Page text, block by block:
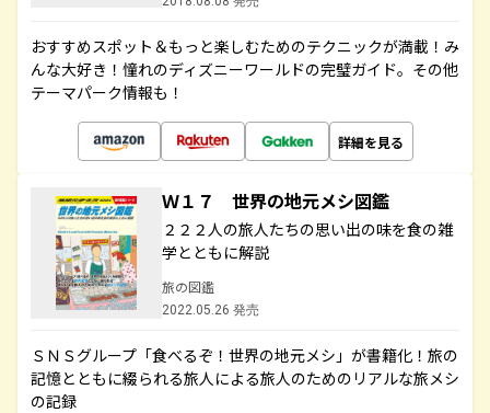
おすすめスポット＆もっと楽しむためのテクニックが満載！み
んな大好き！憧れのディズニーワールドの完璧ガイド。その他
テーマパーク情報も！
詳細を見る
Ｗ１７ 世界の地元メシ図鑑
２２２人の旅人たちの思い出の味を食の雑
学とともに解説
旅の図鑑
2022.05.26 発売
ＳＮＳグループ「食べるぞ！世界の地元メシ」が書籍化！旅の
記憶とともに綴られる旅人による旅人のためのリアルな旅メシ
の記録